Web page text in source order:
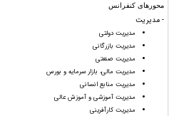
محورهای کنفرانس
- مدیریت
مدیریت دولتی
مدیریت بازرگانی
مدیریت صنعتی
مدیریت مالی، بازار سرمایه و بورس
مدیریت منابع انسانی
مدیریت آموزشی و آموزش عالی
مدیریت کارآفرینی